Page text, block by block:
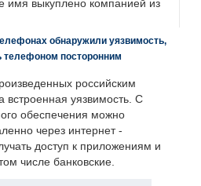
имя выкуплено компанией из
обнаружили уязвимость,
телефоном посторонним
российским
уязвимость. С
обеспечения можно
через интернет -
доступ к приложениям и
числе банковские.